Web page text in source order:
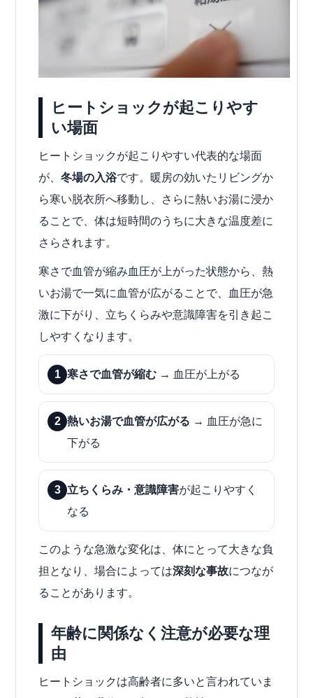
ヒートショックが起こりやす
い場面
ヒートショックが起こりやすい代表的な場面
が、冬場の入浴です。暖房の効いたリビングか
ら寒い脱衣所へ移動し、さらに熱いお湯に浸か
ることで、体は短時間のうちに大きな温度差に
さらされます。
寒さで血管が縮み血圧が上がった状態から、熱
いお湯で一気に血管が広がることで、血圧が急
激に下がり、立ちくらみや意識障害を引き起こ
しやすくなります。
1 寒さで血管が縮む → 血圧が上がる
2 熱いお湯で血管が広がる → 血圧が急に
下がる
3 立ちくらみ・意識障害が起こりやすく
なる
このような急激な変化は、体にとって大きな負
担となり、場合によっては深刻な事故につなが
ることがあります。
年齢に関係なく注意が必要な理
由
ヒートショックは高齢者に多いと言われていま